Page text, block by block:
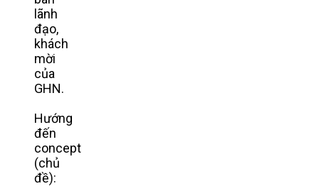
lãnh
đạo,
khách
mời
của
GHN.
Hướng
đến
concept
(chủ
đề):